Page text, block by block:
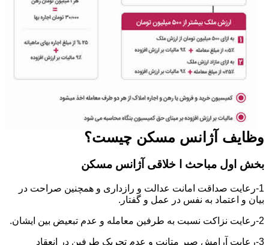
وظایف آژانس مسکن چیست؟
بخش اول مباحث ا خلاقی آژانس مسکن
1-رعایت صداقت امانت عدالت و رازداری و همچنین صراحت در
بیان و اعتماد به نفس در عمل و گفتار.
2-رعایت نزاکت نسبت به طرفین معامله و عدم تبعیض بین ایشان.
3-رعایت آرامش صبر متانت و عدم تحریک طرفین در انعقاد